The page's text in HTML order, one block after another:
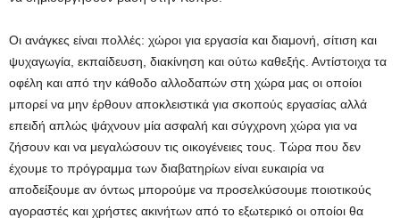
Οι ανάγκες είναι πολλές: χώροι για εργασία και διαμονή, σίτιση και
ψυχαγωγία, εκπαίδευση, διακίνηση και ούτω καθεξής. Αντίστοιχα τα
οφέλη και από την κάθοδο αλλοδαπών στη χώρα μας οι οποίοι
μπορεί να μην έρθουν αποκλειστικά για σκοπούς εργασίας αλλά
επειδή απλώς ψάχνουν μία ασφαλή και σύγχρονη χώρα για να
ζήσουν και να μεγαλώσουν τις οικογένειες τους. Τώρα που δεν
έχουμε το πρόγραμμα των διαβατηρίων είναι ευκαιρία να
αποδείξουμε αν όντως μπορούμε να προσελκύσουμε ποιοτικούς
αγοραστές και χρήστες ακινήτων από το εξωτερικό οι οποίοι θα